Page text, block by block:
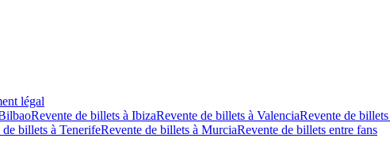
légal
Revente de billets à IbizaRevente de billets à ValenciaRevente de
de billets à TenerifeRevente de billets à MurciaRevente de billets entre fans